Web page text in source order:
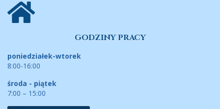
GODZINY PRACY
poniedziałek-wtorek
8:00-16:00
środa - piątek
7:00 – 15:00